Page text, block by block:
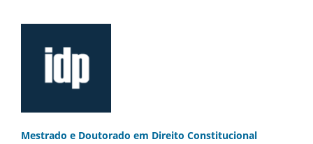
Mestrado e Doutorado em Direito Constitucional